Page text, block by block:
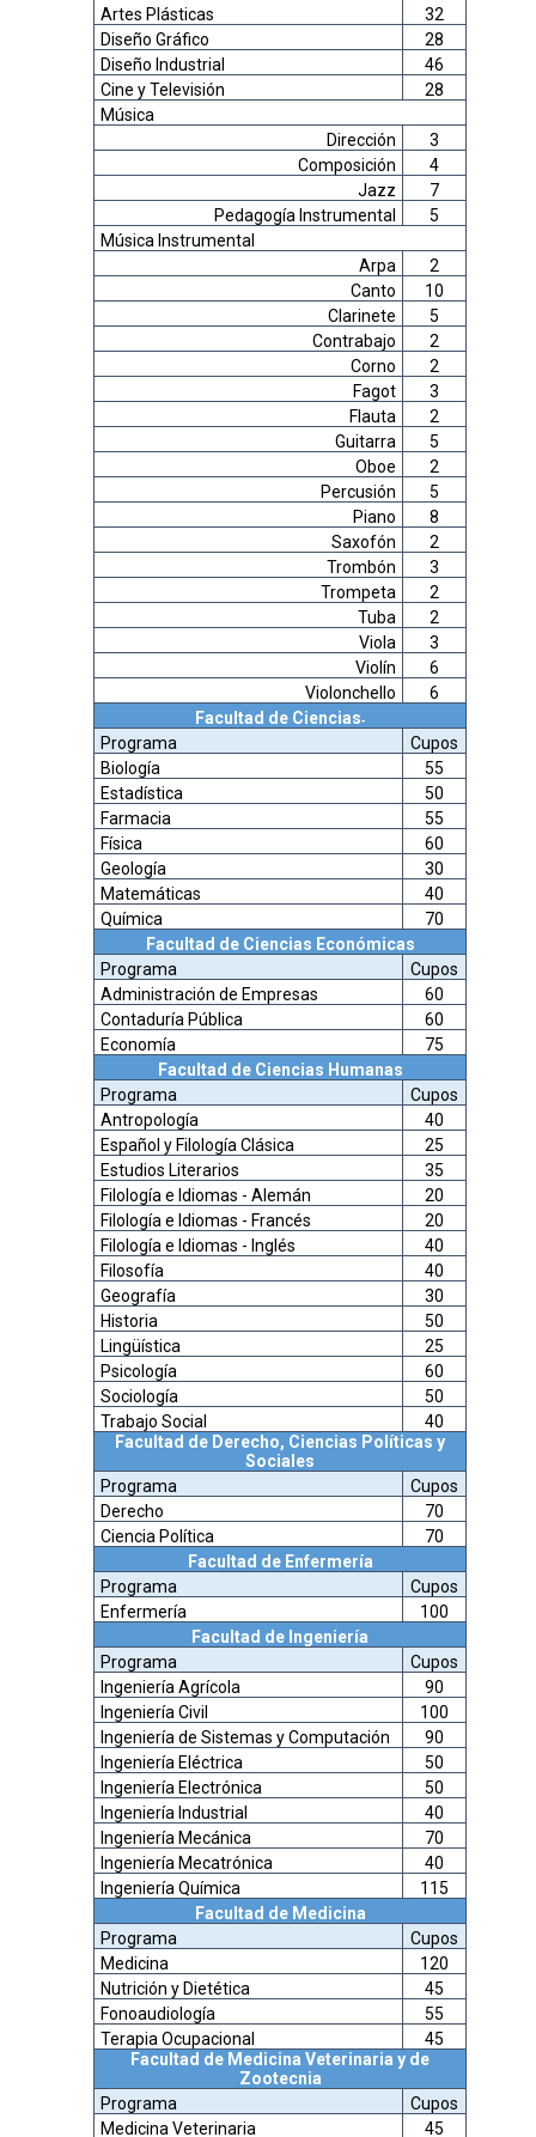
Artes Plásticas
32
Diseño Gráfico
28
Diseño Industrial
46
Cine y Televisión
28
Música
Dirección
3
Composición
4
Jazz
7
Pedagogía Instrumental
5
Música Instrumental
Arpa
2
Canto
10
Clarinete
5
Contrabajo
2
Corno
2
Fagot
3
Flauta
2
Guitarra
5
Oboe
2
Percusión
5
Piano
8
Saxofón
2
Trombón
3
Trompeta
2
Tuba
2
Viola
3
Violín
6
Violonchello
6
Facultad de Ciencias-
Programa
Cupos
Biología
55
Estadística
50
Farmacia
55
Física
60
Geología
30
Matemáticas
40
Química
70
Facultad de Ciencias Económicas
Programa
Cupos
Administración de Empresas
60
Contaduría Pública
60
Economía
75
Facultad de Ciencias Humanas
Programa
Cupos
Antropología
40
Español y Filología Clásica
25
Estudios Literarios
35
Filología e Idiomas - Alemán
20
Filología e Idiomas - Francés
20
Filología e Idiomas - Inglés
40
Filosofía
40
Geografía
30
Historia
50
Lingüística
25
Psicología
60
Sociología
50
Trabajo Social
40
Facultad de Derecho, Ciencias Políticas y
Sociales
Programa
Cupos
Derecho
70
Ciencia Política
70
Facultad de Enfermería
Programa
Cupos
Enfermería
100
Facultad de Ingeniería
Programa
Cupos
Ingeniería Agrícola
90
Ingeniería Civil
100
Ingeniería de Sistemas y Computación
90
Ingeniería Eléctrica
50
Ingeniería Electrónica
50
Ingeniería Industrial
40
Ingeniería Mecánica
70
Ingeniería Mecatrónica
40
Ingeniería Química
115
Facultad de Medicina
Programa
Cupos
Medicina
120
Nutrición y Dietética
45
Fonoaudiología
55
Terapia Ocupacional
45
Facultad de Medicina Veterinaria y de
Zootecnia
Programa
Cupos
Medicina Veterinaria
45